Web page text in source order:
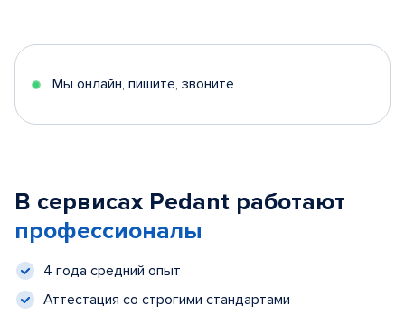
Мы онлайн, пишите, звоните
В сервисах Pedant работают
профессионалы
4 года средний опыт
Аттестация со строгими стандартами